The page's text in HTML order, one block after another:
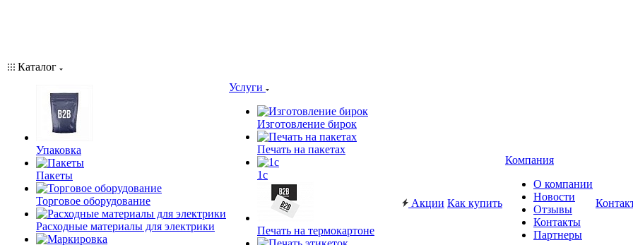
Каталог
Упаковка
Пакеты
Торговое оборудование
Расходные материалы для электрики
Услуги
Изготовление бирок
Печать на пакетах
1c
Печать на термокартоне
Акции Как купить
Компания
О компании
Новости
Отзывы
Контакты
Партнеры